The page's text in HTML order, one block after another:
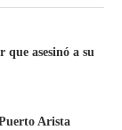
que asesinó a su
Arista